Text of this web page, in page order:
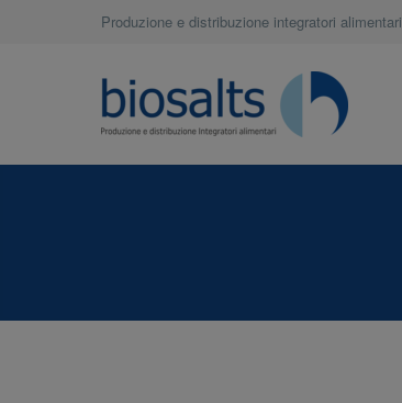
Produzione e distribuzione integratori alimentari